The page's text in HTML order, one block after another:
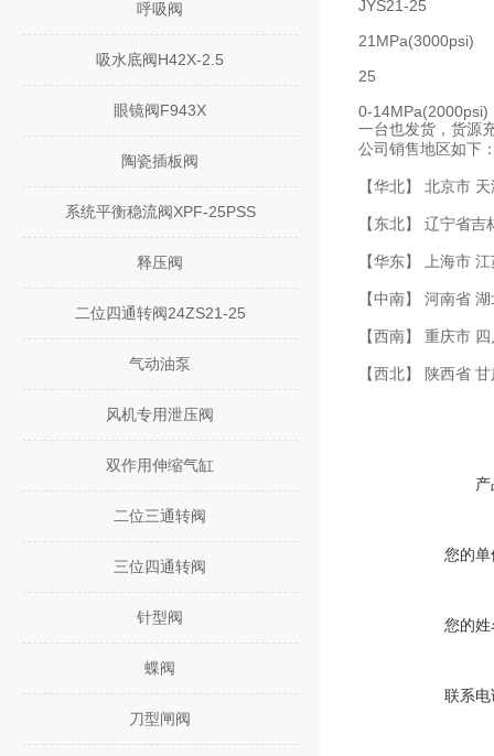
呼吸阀
吸水底阀H42X-2.5
眼镜阀F943X
陶瓷插板阀
系统平衡稳流阀XPF-25PSS
释压阀
二位四通转阀24ZS21-25
气动油泵
风机专用泄压阀
双作用伸缩气缸
二位三通转阀
三位四通转阀
针型阀
蝶阀
刀型闸阀
JYS21-25
21MPa(3000psi)
25
0-14MPa(2000psi)
一台也发货，货源
公司销售地区如下
【华北】 北京市
【东北】 辽宁省
【华东】 上海市
【中南】 河南省
【西南】 重庆市
【西北】 陕西省
您的单
您的姓
联系电